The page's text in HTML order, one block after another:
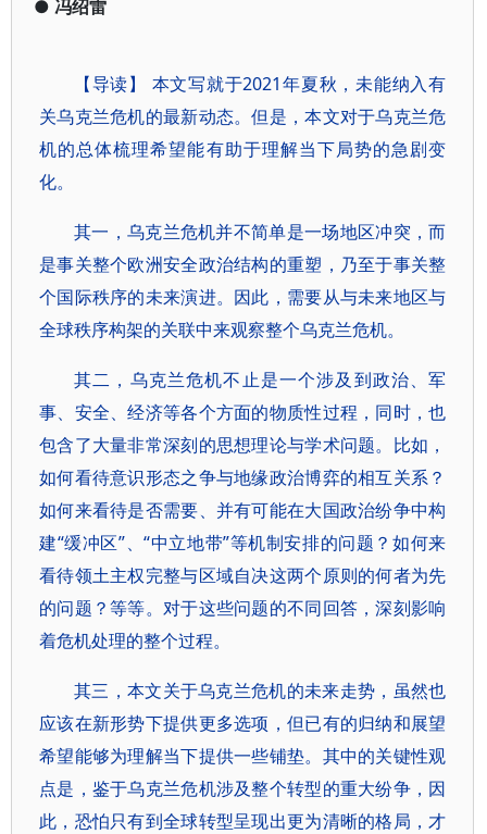
● 冯绍雷
【导读】 本文写就于2021年夏秋，未能纳入有
关乌克兰危机的最新动态。但是，本文对于乌克兰危
机的总体梳理希望能有助于理解当下局势的急剧变
化。
其一，乌克兰危机并不简单是一场地区冲突，而
是事关整个欧洲安全政治结构的重塑，乃至于事关整
个国际秩序的未来演进。因此，需要从与未来地区与
全球秩序构架的关联中来观察整个乌克兰危机。
其二，乌克兰危机不止是一个涉及到政治、军
事、安全、经济等各个方面的物质性过程，同时，也
包含了大量非常深刻的思想理论与学术问题。比如，
如何看待意识形态之争与地缘政治博弈的相互关系？
如何来看待是否需要、并有可能在大国政治纷争中构
建“缓冲区”、“中立地带”等机制安排的问题？如何来
看待领土主权完整与区域自决这两个原则的何者为先
的问题？等等。对于这些问题的不同回答，深刻影响
着危机处理的整个过程。
其三，本文关于乌克兰危机的未来走势，虽然也
应该在新形势下提供更多选项，但已有的归纳和展望
希望能够为理解当下提供一些铺垫。其中的关键性观
点是，鉴于乌克兰危机涉及整个转型的重大纷争，因
此，恐怕只有到全球转型呈现出更为清晰的格局，才